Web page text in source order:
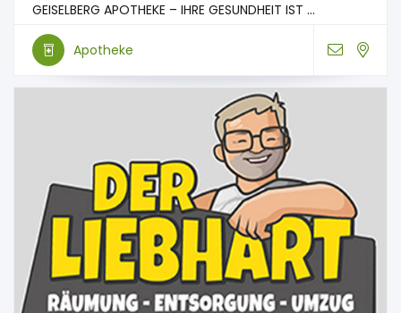
GEISELBERG APOTHEKE – IHRE GESUNDHEIT IST ...
Apotheke